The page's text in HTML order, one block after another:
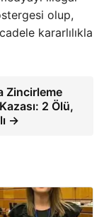
olup,
kararlılıkla
Zincirleme
2 Ölü,
→